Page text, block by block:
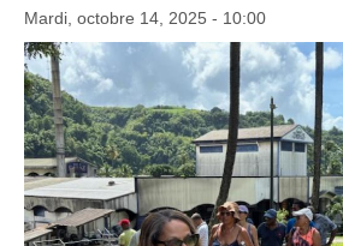
Mardi, octobre 14, 2025 - 10:00